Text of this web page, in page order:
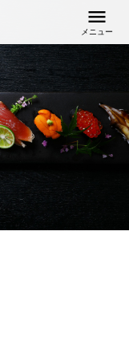
メニュー